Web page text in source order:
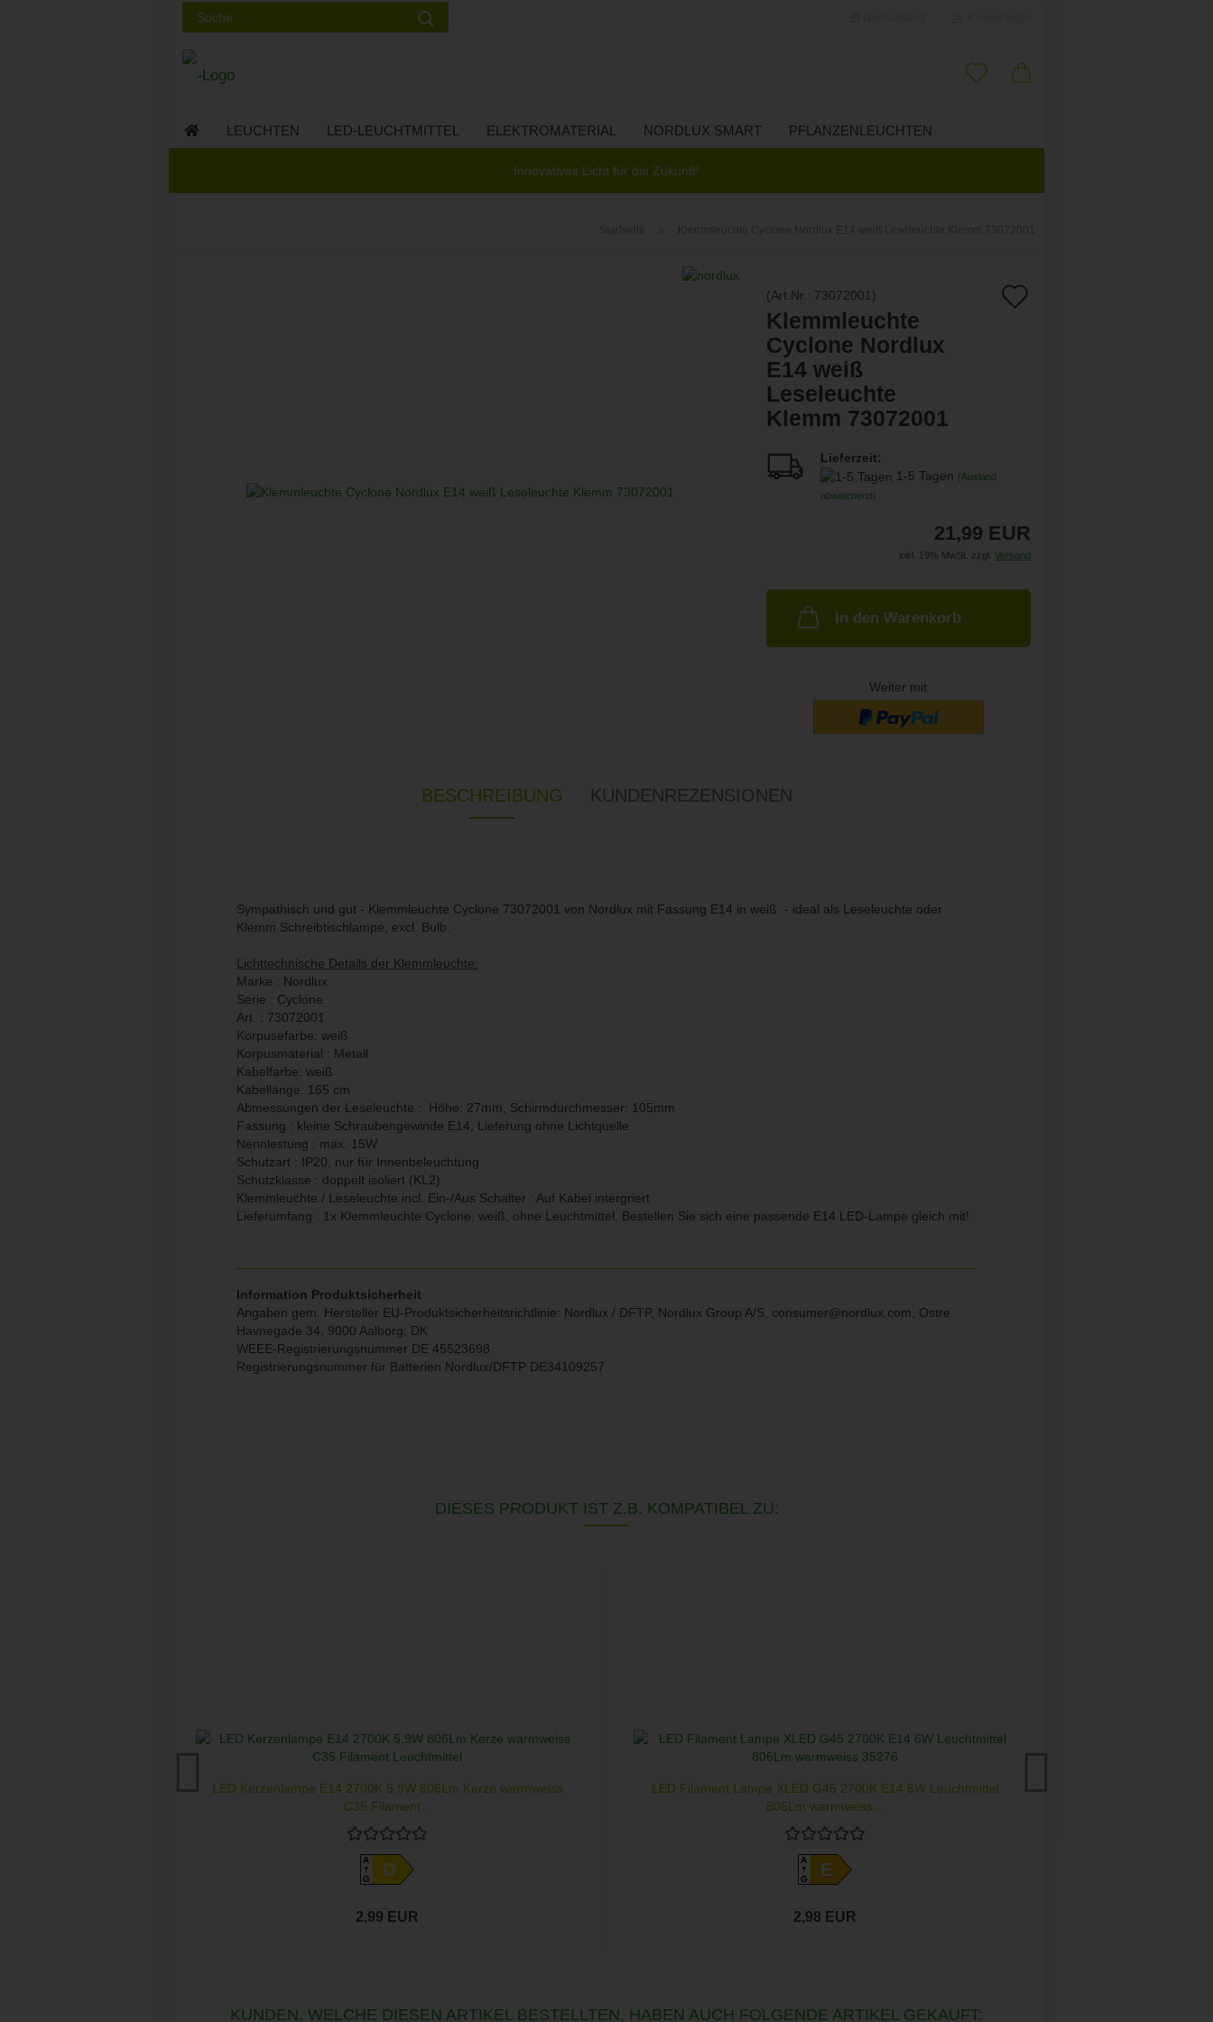
Passwort vergessen?
Innovatives Licht für die Zukunft!
LEUCHTEN LED-LEUCHTMITTEL ELEKTROMATERIAL NORDLUX SMART PFLANZENLEUCHTEN
(Art.Nr.: 73072001 )
Klemmleuchte
Cyclone Nordlux
E14 weiß
Leseleuchte
Klemm 73072001
Lieferzeit:
1-5 Tagen (Ausland
abweichend)
21,99 EUR
inkl. 19% MwSt. zzgl. Versand
In den Warenkorb
Weiter mit
BESCHREIBUNG KUNDENREZENSIONEN
Sympathisch und gut - Klemmleuchte Cyclone 73072001 von Nordlux mit Fassung E14 in weiß - ideal als Leseleuchte oder
Klemm Schreibtischlampe, excl. Bulb.
Lichttechnische Details der Klemmleuchte:
Marke : Nordlux
Serie : Cyclone
Art. : 73072001
Korpusefarbe: weiß
Korpusmaterial : Metall
Kabelfarbe: weiß
Kabellänge: 165 cm
Abmessungen der Leseleuchte : Höhe: 27mm, Schirmdurchmesser: 105mm
Fassung : kleine Schraubengewinde E14, Lieferung ohne Lichtquelle
Nennlestung : max. 15W
Schutzart : IP20, nur für Innenbeleuchtung
Schutzklasse : doppelt isoliert (KL2)
Klemmleuchte / Leseleuchte incl. Ein-/Aus Schalter : Auf Kabel intergriert
Lieferumfang : 1x Klemmleuchte Cyclone, weiß, ohne Leuchtmittel. Bestellen Sie sich eine passende E14 LED-Lampe gleich mit!
Information Produktsicherheit
Angaben gem. Hersteller EU-Produktsicherheitsrichtlinie: Nordlux / DFTP, Nordlux Group A/S, consumer@nordlux.com, Ostre
Havnegade 34, 9000 Aalborg, DK
WEEE-Registrierungsnummer DE 45523698
Registrierungsnummer für Batterien Nordlux/DFTP DE34109257
DIESES PRODUKT IST Z.B. KOMPATIBEL ZU:
LED Kerzenlampe E14 2700K 5,9W 806Lm Kerze warmweiss
C35 Filament...
A
GD
2,99 EUR
LED Filament Lampe XLED G45 2700K E14 6W Leuchtmittel
806Lm warmweiss...
A
GE
2,98 EUR
KUNDEN, WELCHE DIESEN ARTIKEL BESTELLTEN, HABEN AUCH FOLGENDE ARTIKEL GEKAUFT: